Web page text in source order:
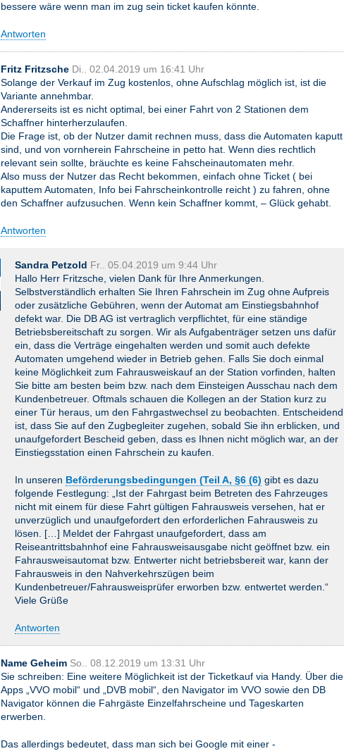
bessere wäre wenn man im zug sein ticket kaufen könnte.
Antworten
Fritz Fritzsche Di.. 02.04.2019 um 16:41 Uhr
Solange der Verkauf im Zug kostenlos, ohne Aufschlag möglich ist, ist die
Variante annehmbar.
Andererseits ist es nicht optimal, bei einer Fahrt von 2 Stationen dem
Schaffner hinterherzulaufen.
Die Frage ist, ob der Nutzer damit rechnen muss, dass die Automaten kaputt
sind, und von vornherein Fahrscheine in petto hat. Wenn dies rechtlich
relevant sein sollte, bräuchte es keine Fahscheinautomaten mehr.
Also muss der Nutzer das Recht bekommen, einfach ohne Ticket ( bei
kaputtem Automaten, Info bei Fahrscheinkontrolle reicht ) zu fahren, ohne
den Schaffner aufzusuchen. Wenn kein Schaffner kommt, – Glück gehabt.
Antworten
Sandra Petzold Fr.. 05.04.2019 um 9:44 Uhr
Hallo Herr Fritzsche, vielen Dank für Ihre Anmerkungen.
Selbstverständlich erhalten Sie Ihren Fahrschein im Zug ohne Aufpreis
oder zusätzliche Gebühren, wenn der Automat am Einstiegsbahnhof
defekt war. Die DB AG ist vertraglich verpflichtet, für eine ständige
Betriebsbereitschaft zu sorgen. Wir als Aufgabenträger setzen uns dafür
ein, dass die Verträge eingehalten werden und somit auch defekte
Automaten umgehend wieder in Betrieb gehen. Falls Sie doch einmal
keine Möglichkeit zum Fahrausweiskauf an der Station vorfinden, halten
Sie bitte am besten beim bzw. nach dem Einsteigen Ausschau nach dem
Kundenbetreuer. Oftmals schauen die Kollegen an der Station kurz zu
einer Tür heraus, um den Fahrgastwechsel zu beobachten. Entscheidend
ist, dass Sie auf den Zugbegleiter zugehen, sobald Sie ihn erblicken, und
unaufgefordert Bescheid geben, dass es Ihnen nicht möglich war, an der
Einstiegsstation einen Fahrschein zu kaufen.
In unseren Beförderungsbedingungen (Teil A, §6 (6) gibt es dazu
folgende Festlegung: „Ist der Fahrgast beim Betreten des Fahrzeuges
nicht mit einem für diese Fahrt gültigen Fahrausweis versehen, hat er
unverzüglich und unaufgefordert den erforderlichen Fahrausweis zu
lösen. […] Meldet der Fahrgast unaufgefordert, dass am
Reiseantrittsbahnhof eine Fahrausweisausgabe nicht geöffnet bzw. ein
Fahrausweisautomat bzw. Entwerter nicht betriebsbereit war, kann der
Fahrausweis in den Nahverkehrszügen beim
Kundenbetreuer/Fahrausweisprüfer erworben bzw. entwertet werden.“
Viele Grüße
Antworten
Name Geheim So.. 08.12.2019 um 13:31 Uhr
Sie schreiben: Eine weitere Möglichkeit ist der Ticketkauf via Handy. Über die
Apps „VVO mobil“ und „DVB mobil“, den Navigator im VVO sowie den DB
Navigator können die Fahrgäste Einzelfahrscheine und Tageskarten
erwerben.
Das allerdings bedeutet, dass man sich bei Google mit einer -